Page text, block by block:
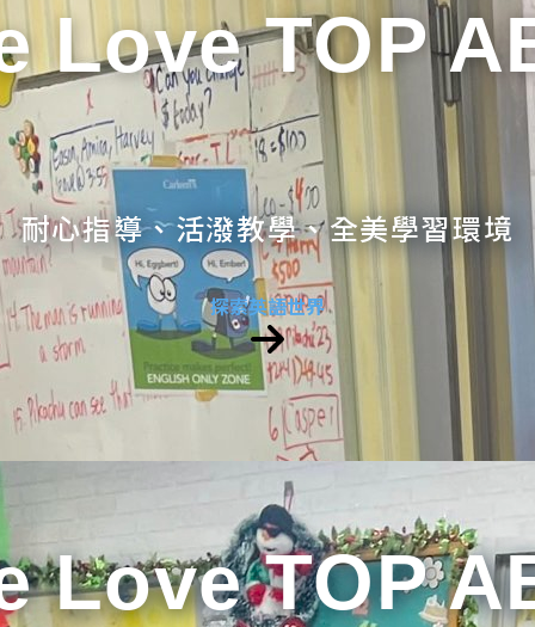
Love TOP
耐心指導、活潑教學、全美學習環境
探索英語世界
Love TOP